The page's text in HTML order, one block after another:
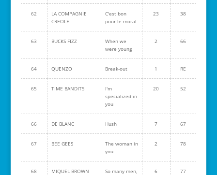
62
LA COMPAGNIE
CREOLE
C'est bon
pour le moral
23 38
63 BUCKS FIZZ
When we
were young
2 66
64 QUENZO Break-out 1 RE
65 TIME BANDITS
I'm
specialized in
you
20 52
66 DE BLANC Hush 7 67
67 BEE GEES
The woman in
you
2 78
68 MIQUEL BROWN
So many men,
6 77